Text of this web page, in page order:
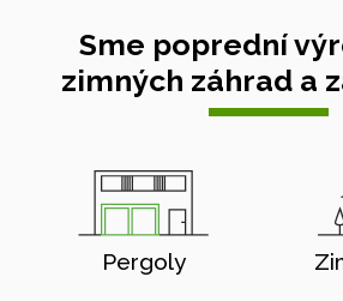
Sme poprední
zimných záhrad a
Pergoly